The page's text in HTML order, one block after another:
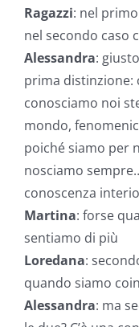
Ragazzi: nel
nel secondo caso
Alessandra:
prima distinzione:
conosciamo noi
mondo,
poiché siamo per
nosciamo
conoscenza
Martina: forse
sentiamo di più
Loredana:
quando siamo
Alessandra: ma